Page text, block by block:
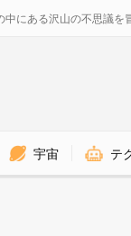
にある沢山の不思議を
宇宙 テ